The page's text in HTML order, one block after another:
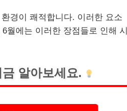
경이 쾌적합니다. 이러한 요소
월에는 이러한 장점들로 인해 시
알아보세요.